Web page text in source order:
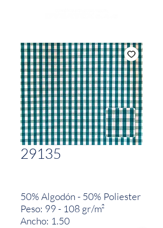
29135
50% Algodón - 50% Poliester
Peso: 99 - 108 gr/m²
Ancho: 1.50